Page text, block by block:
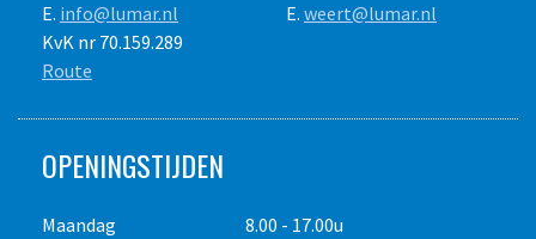
E. info@lumar.nl
E. weert@lumar.nl
KvK nr 70.159.289
Route
OPENINGSTIJDEN
Maandag
8.00 - 17.00u